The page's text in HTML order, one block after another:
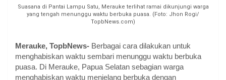
Suasana di Pantai Lampu Satu, Merauke terlihat ramai dikunjungi warga
yang tengah menunggu waktu berbuka puasa. (Foto: Jhon Rogi/
TopbNews.com)
Merauke, TopbNews- Berbagai cara dilakukan untuk
menghabiskan waktu sembari menunggu waktu berbuka
puasa. Di Merauke, Papua Selatan sebagian warga
menghabiskan waktu menjelang berbuka dengan